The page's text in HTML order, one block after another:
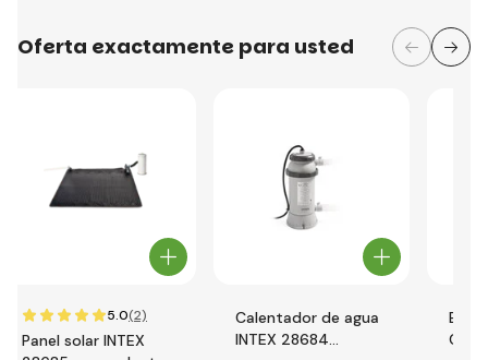
Oferta exactamente para usted
5.0(2)
Panel solar INTEX
Calentador de agua
INTEX 28684